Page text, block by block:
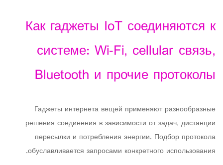
Как гаджеты IoT соединяются к
системе: Wi‑Fi, cellular связь,
Bluetooth и прочие протоколы
Гаджеты интернета вещей применяют разнообразные
решения соединения в зависимости от задач, дистанции
пересылки и потребления энергии. Подбор протокола
обуславливается запросами конкретного использования.